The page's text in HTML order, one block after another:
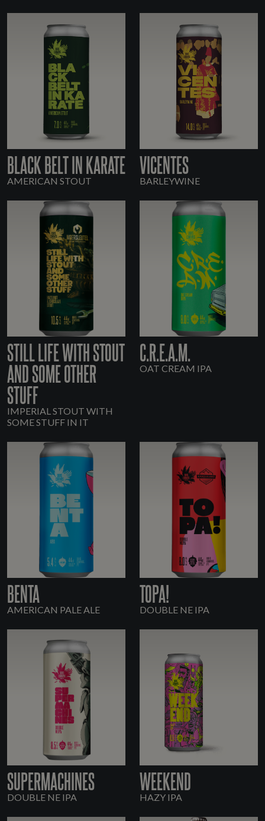
BLACK BELT IN KARATE
AMERICAN STOUT
VICENTES
BARLEYWINE
STILL LIFE WITH STOUT
AND SOME OTHER
STUFF
IMPERIAL STOUT WITH
SOME STUFF IN IT
C.R.E.A.M.
OAT CREAM IPA
BENTA
AMERICAN PALE ALE
TOPA!
DOUBLE NE IPA
SUPERMACHINES
DOUBLE NE IPA
WEEKEND
HAZY IPA